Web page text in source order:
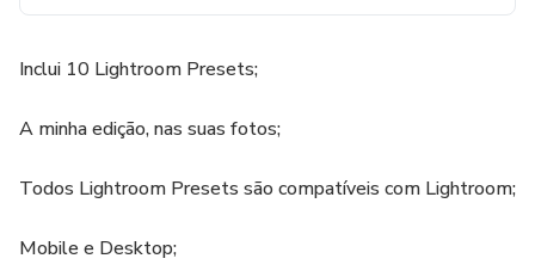
Inclui 10 Lightroom Presets;
A minha edição, nas suas fotos;
Todos Lightroom Presets são compatíveis com Lightroom;
Mobile e Desktop;